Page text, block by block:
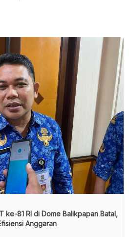
ke-81 RI di Dome Balikpapan Batal,
Anggaran